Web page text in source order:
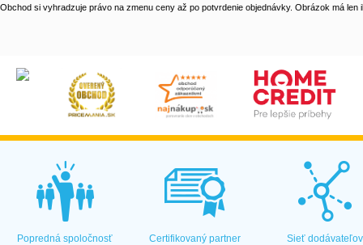
Obchod si vyhradzuje právo na zmenu ceny až po potvrdenie objednávky. Obrázok má len
Popredná spoločnosť Certifikovaný partner Sieť dodávateľov